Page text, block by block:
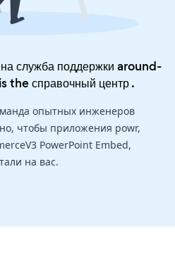
служба поддержки around-
theсправочный центр.
опытных инженеров
чтобы приложения powr,
PowerPoint Embed,
на вас.